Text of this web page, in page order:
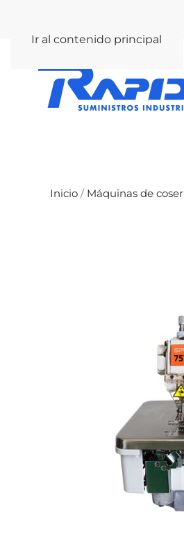
Ir al contenido principal
Inicio / Máquinas de coser